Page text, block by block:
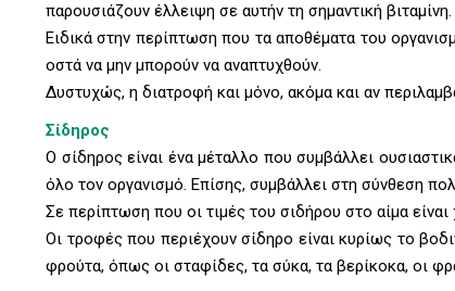
παρουσιάζουν έλλειψη σε αυτήν τη σημαντική βιταμίνη.
Ειδικά στην περίπτωση που τα αποθέματα του
οστά να μην μπορούν να αναπτυχθούν.
Δυστυχώς, η διατροφή και μόνο, ακόμα και αν
Σίδηρος
O σίδηρος είναι ένα μέταλλο που συμβάλλει
όλο τον οργανισμό. Επίσης, συμβάλλει στη σύνθεση
Σε περίπτωση που οι τιμές του σιδήρου στο αίμα
Οι τροφές που περιέχουν σίδηρο είναι κυρίως το
φρούτα, όπως οι σταφίδες, τα σύκα, τα βερίκοκα, οι